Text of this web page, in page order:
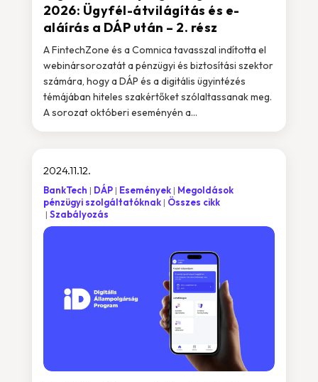
2026: Ügyfél-átvilágítás és e-
aláírás a DÁP után – 2. rész
A FintechZone és a Comnica tavasszal indította el
webinársorozatát a pénzügyi és biztosítási szektor
számára, hogy a DÁP és a digitális ügyintézés
témájában hiteles szakértőket szólaltassanak meg.
A sorozat októberi eseményén a...
2024.11.12.
BankTech DÁP Események
Megoldások
pénzügyi szolgáltatóknak
Összes cikk
Szabályozás